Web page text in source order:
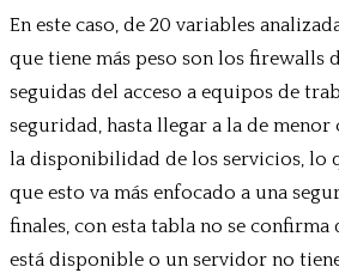
En este caso, de 20 variables
que tiene más peso son los firewalls
seguidas del acceso a equipos de
seguridad, hasta llegar a la de
la disponibilidad de los servicios, lo
que esto va más enfocado a una
finales, con esta tabla no se confirma
está disponible o un servidor no